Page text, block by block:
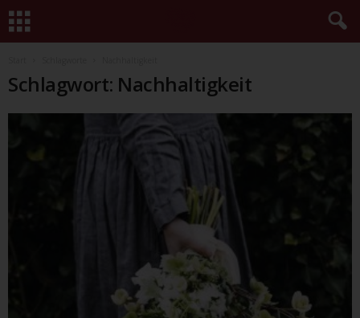
Schlagwort: Nachhaltigkeit